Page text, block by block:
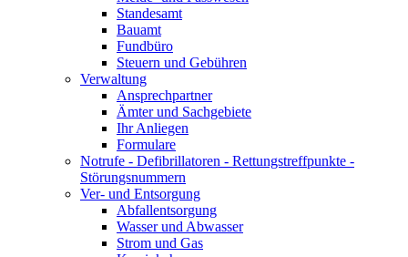
Standesamt
Bauamt
Fundbüro
Steuern und Gebühren
Verwaltung
Ansprechpartner
Ämter und Sachgebiete
Ihr Anliegen
Formulare
Notrufe - Defibrillatoren - Rettungstreffpunkte -
Störungsnummern
Ver- und Entsorgung
Abfallentsorgung
Wasser und Abwasser
Strom und Gas